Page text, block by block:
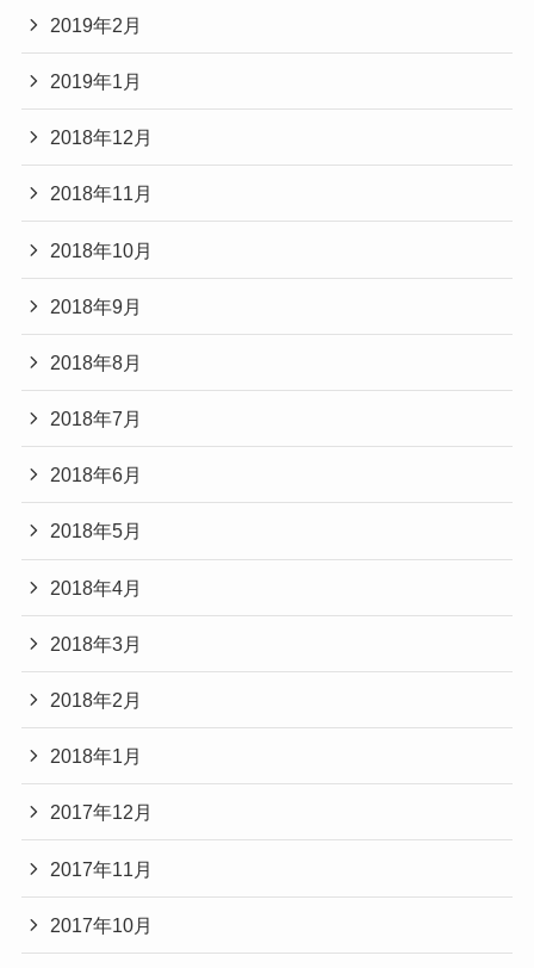
2019年2月
2019年1月
2018年12月
2018年11月
2018年10月
2018年9月
2018年8月
2018年7月
2018年6月
2018年5月
2018年4月
2018年3月
2018年2月
2018年1月
2017年12月
2017年11月
2017年10月